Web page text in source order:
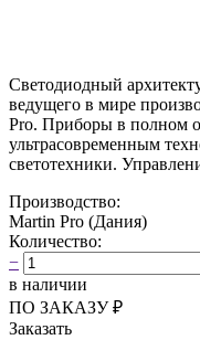
Светодиодный
ведущего в мире
Pro. Приборы в полном
ультрасовременным
светотехники.
Производство:
Martin Pro (Дания)
Количество:
−
в наличии
ПО ЗАКАЗУ₽
Заказать